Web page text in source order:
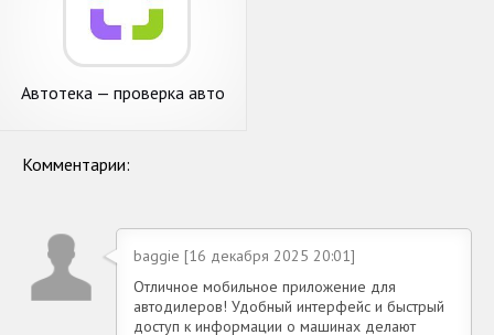
Автотека — проверка авто
Комментарии:
baggie [16 декабря 2025 20:01]
Отличное мобильное приложение для
автодилеров! Удобный интерфейс и быстрый
доступ к информации о машинах делают